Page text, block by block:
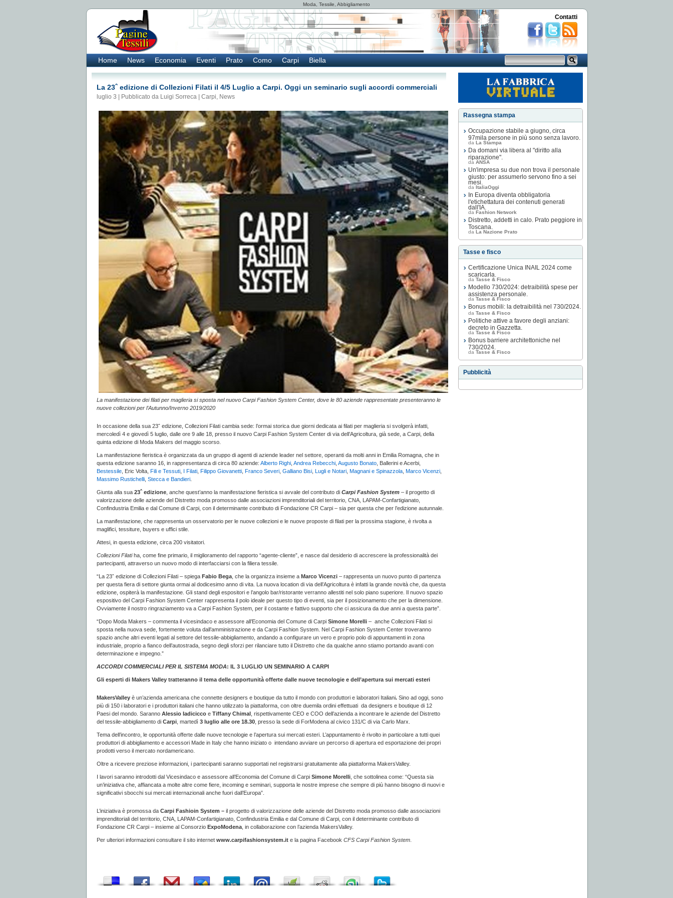
Moda, Tessile, Abbigliamento
Contatti
Home News Economia Eventi Prato Como Carpi Biella
La 23ˆ edizione di Collezioni Filati il 4/5 Luglio a Carpi. Oggi un seminario sugli accordi commerciali
luglio 3 | Pubblicato da Luigi Sorreca | Carpi, News
La manifestazione dei filati per maglieria si sposta nel nuovo Carpi Fashion System Center, dove le 80 aziende rappresentate presenteranno le
nuove collezioni per l’Autunno/Inverno 2019/2020
In occasione della sua 23ˆ edizione, Collezioni Filati cambia sede: l’ormai storica due giorni dedicata ai filati per maglieria si svolgerà infatti,
mercoledì 4 e giovedì 5 luglio, dalle ore 9 alle 18, presso il nuovo Carpi Fashion System Center di via dell’Agricoltura, già sede, a Carpi, della
quinta edizione di Moda Makers del maggio scorso.
La manifestazione fieristica è organizzata da un gruppo di agenti di aziende leader nel settore, operanti da molti anni in Emilia Romagna, che in
questa edizione saranno 16, in rappresentanza di circa 80 aziende: Alberto Righi Andrea Rebecchi Augusto Bonato , Ballerini e Acerbi,
Bestessile , Eric Volta, Fili e Tessuti I Filati Filippo Giovanetti Franco Severi Galliano Bisi Lugli e Notari Magnani e Spinazzola Marco Vicenzi
Massimo Rustichelli Stecca e Bandieri
Giunta alla sua 23ˆ edizione , anche quest’anno la manifestazione fieristica si avvale del contributo di Carpi Fashion System – il progetto di
valorizzazione delle aziende del Distretto moda promosso dalle associazioni imprenditoriali del territorio, CNA, LAPAM-Confartigianato,
Confindustria Emilia e dal Comune di Carpi, con il determinante contributo di Fondazione CR Carpi – sia per questa che per l’edizione autunnale.
La manifestazione, che rappresenta un osservatorio per le nuove collezioni e le nuove proposte di filati per la prossima stagione, è rivolta a
maglifici, tessiture, buyers e uffici stile.
Attesi, in questa edizione, circa 200 visitatori.
Collezioni Filatiha, come fine primario, il miglioramento del rapporto “agente-cliente”, e nasce dal desiderio di accrescere la professionalità dei
partecipanti, attraverso un nuovo modo di interfacciarsi con la filiera tessile.
“La 23ˆ edizione di Collezioni Filati – spiega Fabio Bega , che la organizza insieme a Marco Vicenzi – rappresenta un nuovo punto di partenza
per questa fiera di settore giunta ormai al dodicesimo anno di vita. La nuova location di via dell’Agricoltura è infatti la grande novità che, da questa
edizione, ospiterà la manifestazione. Gli stand degli espositori e l’angolo bar/ristorante verranno allestiti nel solo piano superiore. Il nuovo spazio
espositivo del Carpi Fashion System Center rappresenta il polo ideale per questo tipo di eventi, sia per il posizionamento che per la dimensione.
Ovviamente il nostro ringraziamento va a Carpi Fashion System, per il costante e fattivo supporto che ci assicura da due anni a questa parte”.
“Dopo Moda Makers – commenta il vicesindaco e assessore all’Economia del Comune di Carpi Simone Morelli – anche Collezioni Filati si
sposta nella nuova sede, fortemente voluta dall’amministrazione e da Carpi Fashion System. Nel Carpi Fashion System Center troveranno
spazio anche altri eventi legati al settore del tessile-abbigliamento, andando a configurare un vero e proprio polo di appuntamenti in zona
industriale, proprio a fianco dell’autostrada, segno degli sforzi per rilanciare tutto il Distretto che da qualche anno stiamo portando avanti con
determinazione e impegno.”
ACCORDI COMMERCIALI PER IL SISTEMA MODA: IL 3 LUGLIO UN SEMINARIO A CARPI
Gli esperti di Makers Valley tratteranno il tema delle opportunità offerte dalle nuove tecnologie e dell’apertura sui mercati esteri
MakersValley è un’azienda americana che connette designers e boutique da tutto il mondo con produttori e laboratori Italiani. Sino ad oggi, sono
più di 150 i laboratori e i produttori italiani che hanno utilizzato la piattaforma, con oltre duemila ordini effettuati da designers e boutique di 12
Paesi del mondo. Saranno Alessio Iadicicco e Tiffany Chimal , rispettivamente CEO e COO dell’azienda a incontrare le aziende del Distretto
del tessile-abbigliamento di Carpi , martedì 3 luglio alle ore 18.30 , presso la sede di ForModena al civico 131/C di via Carlo Marx.
Tema dell’incontro, le opportunità offerte dalle nuove tecnologie e l’apertura sui mercati esteri. L’appuntamento è rivolto in particolare a tutti quei
produttori di abbigliamento e accessori Made in Italy che hanno iniziato o intendano avviare un percorso di apertura ed esportazione dei propri
prodotti verso il mercato nordamericano.
Oltre a ricevere preziose informazioni, i partecipanti saranno supportati nel registrarsi gratuitamente alla piattaforma MakersValley.
I lavori saranno introdotti dal Vicesindaco e assessore all’Economia del Comune di Carpi Simone Morelli , che sottolinea come: “Questa sia
un’iniziativa che, affiancata a molte altre come fiere, incoming e seminari, supporta le nostre imprese che sempre di più hanno bisogno di nuovi e
significativi sbocchi sui mercati internazionali anche fuori dall’Europa”.
L’iniziativa è promossa da Carpi Fashioin System – il progetto di valorizzazione delle aziende del Distretto moda promosso dalle associazioni
imprenditoriali del territorio, CNA, LAPAM-Confartigianato, Confindustria Emilia e dal Comune di Carpi, con il determinante contributo di
Fondazione CR Carpi – insieme al Consorzio ExpoModena , in collaborazione con l’azienda MakersValley.
Per ulteriori informazioni consultare il sito internet www.carpifashionsystem.it e la pagina Facebook CFS Carpi Fashion System
Rassegna stampa
Occupazione stabile a giugno, circa
97mila persone in più sono senza lavoro.
da La Stampa
Da domani via libera al "diritto alla
riparazione".
da ANSA
Un'impresa su due non trova il personale
giusto: per assumerlo servono fino a sei
mesi.
da ItaliaOggi
In Europa diventa obbligatoria
l'etichettatura dei contenuti generati
dall'IA.
da Fashion Network
Distretto, addetti in calo. Prato peggiore in
Toscana.
da La Nazione Prato
Tasse e fisco
Certificazione Unica INAIL 2024 come
scaricarla.
da Tasse & Fisco
Modello 730/2024: detraibilità spese per
assistenza personale.
da Tasse & Fisco
Bonus mobili: la detraibilità nel 730/2024.
da Tasse & Fisco
Politiche attive a favore degli anziani:
decreto in Gazzetta.
da Tasse & Fisco
Bonus barriere architettoniche nel
730/2024.
da Tasse & Fisco
Pubblicità